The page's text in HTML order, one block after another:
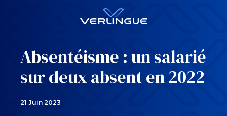
Absentéisme : un salarié
sur deux absent en 2022
21 Juin 2023